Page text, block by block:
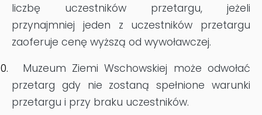
liczbę uczestników przetargu, jeżeli
przynajmniej jeden z uczestników przetargu
zaoferuje cenę wyższą od wywoławczej.
Muzeum Ziemi Wschowskiej może odwołać
przetarg gdy nie zostaną spełnione warunki
przetargu i przy braku uczestników.